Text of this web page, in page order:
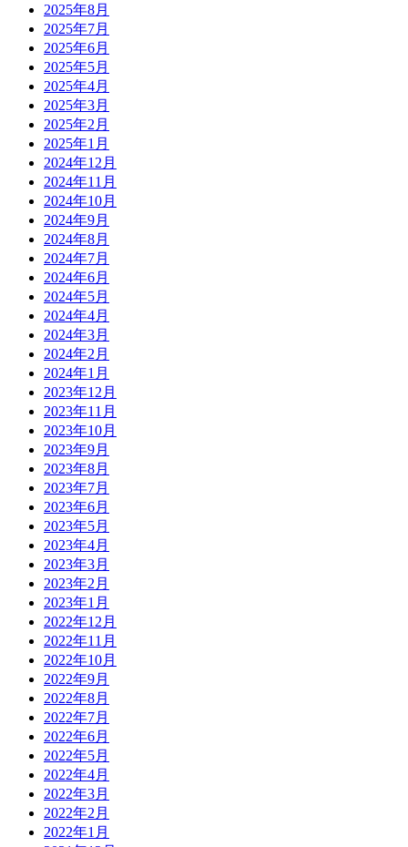
2025年8月
2025年7月
2025年6月
2025年5月
2025年4月
2025年3月
2025年2月
2025年1月
2024年12月
2024年11月
2024年10月
2024年9月
2024年8月
2024年7月
2024年6月
2024年5月
2024年4月
2024年3月
2024年2月
2024年1月
2023年12月
2023年11月
2023年10月
2023年9月
2023年8月
2023年7月
2023年6月
2023年5月
2023年4月
2023年3月
2023年2月
2023年1月
2022年12月
2022年11月
2022年10月
2022年9月
2022年8月
2022年7月
2022年6月
2022年5月
2022年4月
2022年3月
2022年2月
2022年1月